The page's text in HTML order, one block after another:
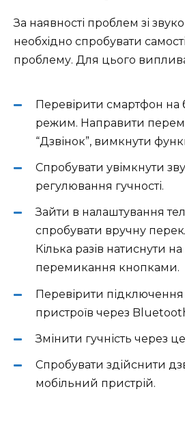
За наявності проблем зі
необхідно спробувати
проблему. Для цього
Перевірити смартфон
режим. Направити
“Дзвінок”, вимкнути
Спробувати увімкнути
регулювання гучності.
Зайти в налаштування
спробувати вручну
Кілька разів натиснути
перемикання кнопками.
Перевірити підключення
пристроїв через
Змінити гучність через
Спробувати здійснити
мобільний пристрій.